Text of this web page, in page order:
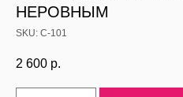
НЕРОВНЫМ
SKU: С-101
2 600 р.